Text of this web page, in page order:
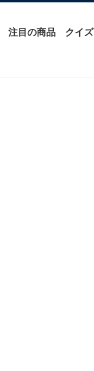
注目の商品 クイズ